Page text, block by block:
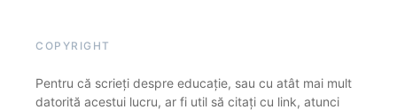
COPYRIGHT
Pentru că scrieți despre educație, sau cu atât mai mult
datorită acestui lucru, ar fi util să citați cu link, atunci